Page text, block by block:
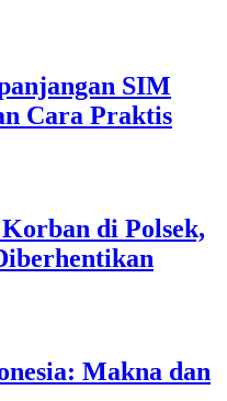
SIM
Cara Praktis
di Polsek,
Makna dan